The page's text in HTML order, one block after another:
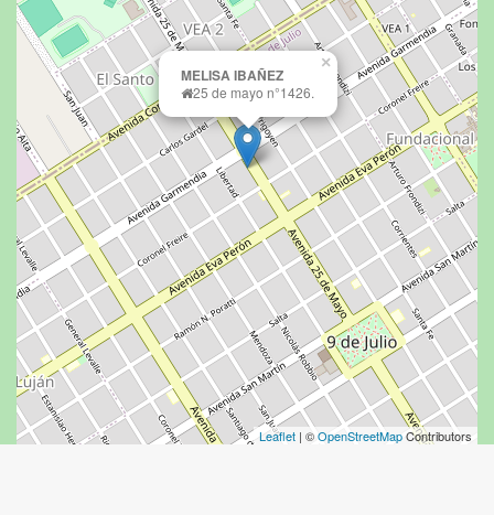
×
MELISA IBAÑEZ
25 de mayo n°1426.
Leaflet | ©OpenStreetMapContributors